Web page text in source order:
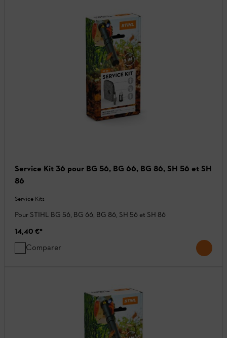
Service Kit 36 pour BG 56, BG 66, BG 86, SH 56 et SH
86
Service Kits
Pour STIHL BG 56, BG 66, BG 86, SH 56 et SH 86
14,40 €*
Comparer